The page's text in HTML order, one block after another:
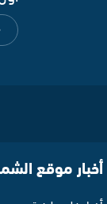
أخبار موقع